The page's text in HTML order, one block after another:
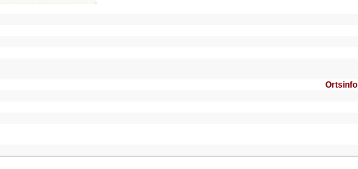
Ortsinfo